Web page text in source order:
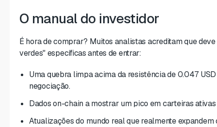
O manual do investidor
É hora de comprar? Muitos analistas acreditam que
verdes" específicas antes de entrar:
Uma quebra limpa acima da resistência de 0.047
negociação.
Dados on-chain a mostrar um pico em carteiras
Atualizações do mundo real que realmente expandem